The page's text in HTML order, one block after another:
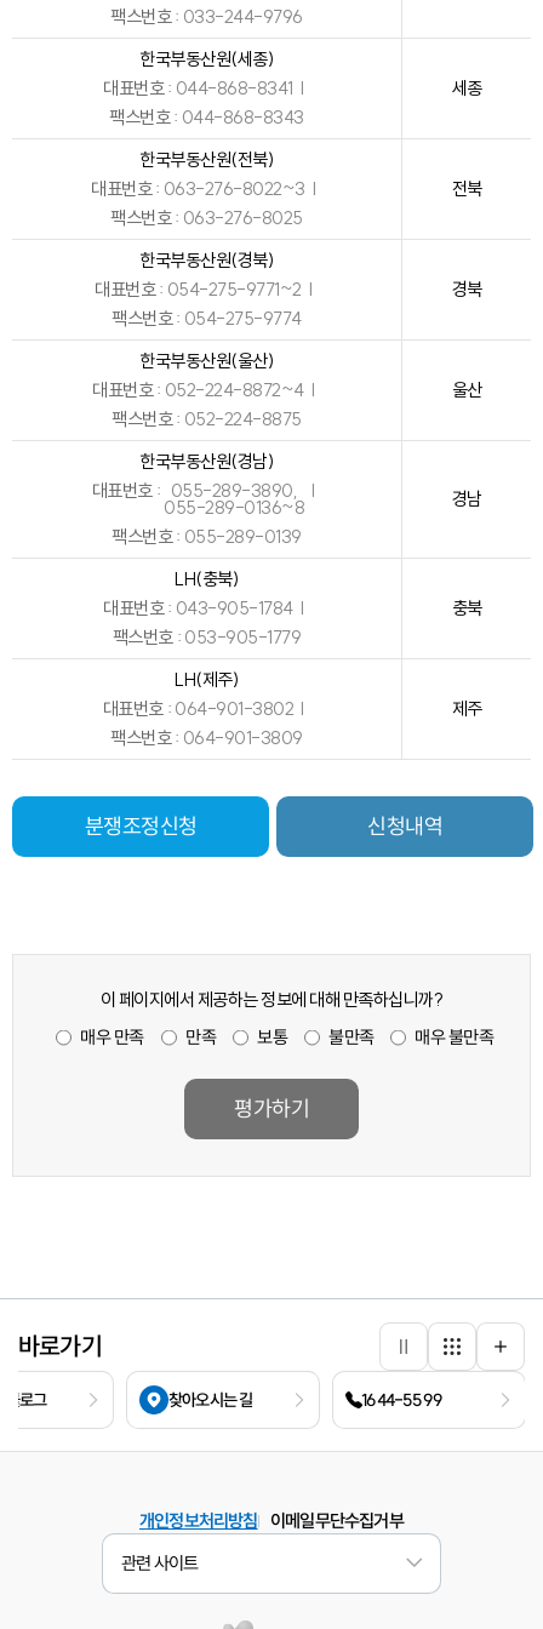
팩스번호 033-244-9796
한국부동산원(세종)
대표번호 044-868-8341
팩스번호 044-868-8343
세종
한국부동산원(전북)
대표번호 063-276-8022~3
팩스번호 063-276-8025
전북
한국부동산원(경북)
대표번호 054-275-9771~2
팩스번호 054-275-9774
경북
한국부동산원(울산)
대표번호 052-224-8872~4
팩스번호 052-224-8875
울산
한국부동산원(경남)
대표번호
055-289-3890,
055-289-0136~8
팩스번호 055-289-0139
경남
LH(충북)
대표번호 043-905-1784
팩스번호 053-905-1779
충북
LH(제주)
대표번호 064-901-3802
팩스번호 064-901-3809
제주
분쟁조정신청 신청내역
이 페이지에서 제공하는 정보에 대해 만족하십니까?
매우 만족 만족 보통 불만족 매우 불만족
평가하기
바로가기 바로가기
전체
더
블로그 찾아오시는 길 1644-5599
개인정보처리방침 이메일무단수집거부
관련 사이트